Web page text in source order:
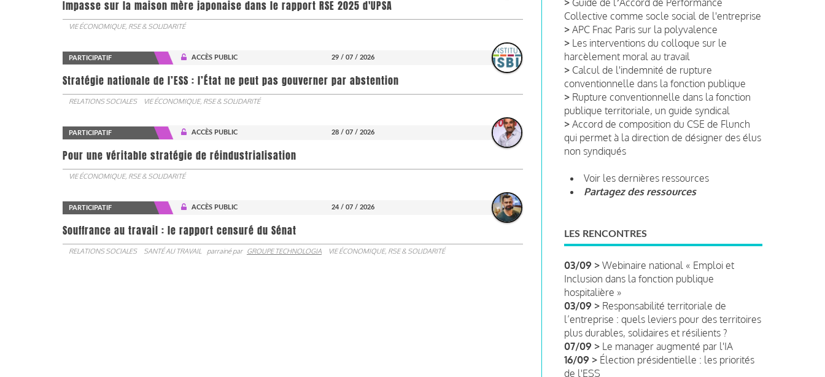
Impasse sur la maison mère japonaise dans le rapport RSE 2025 d'UPSA
VIE ÉCONOMIQUE, RSE & SOLIDARITÉ
PARTICIPATIF ACCÈS PUBLIC 29 / 07 / 2026
Stratégie nationale de l’ESS : l’État ne peut pas gouverner par abstention
RELATIONS SOCIALES VIE ÉCONOMIQUE, RSE & SOLIDARITÉ
PARTICIPATIF ACCÈS PUBLIC 28 / 07 / 2026
Pour une véritable stratégie de réindustrialisation
VIE ÉCONOMIQUE, RSE & SOLIDARITÉ
PARTICIPATIF ACCÈS PUBLIC 24 / 07 / 2026
Souffrance au travail : le rapport censuré du Sénat
RELATIONS SOCIALES SANTÉ AU TRAVAIL parrainé par GROUPE TECHNOLOGIA VIE ÉCONOMIQUE, RSE & SOLIDARITÉ
Collective comme socle social de l'entreprise
> APC Fnac Paris sur la polyvalence
> Les interventions du colloque sur le
harcèlement moral au travail
> Calcul de l'indemnité de rupture
conventionnelle dans la fonction publique
> Rupture conventionnelle dans la fonction
publique territoriale, un guide syndical
> Accord de composition du CSE de Flunch
qui permet à la direction de désigner des élus
non syndiqués
Voir les dernières ressources
Partagez des ressources
LES RENCONTRES
03/09 > Webinaire national « Emploi et
Inclusion dans la fonction publique
hospitalière »
03/09 > Responsabilité territoriale de
l’entreprise : quels leviers pour des territoires
plus durables, solidaires et résilients ?
07/09 > Le manager augmenté par l'IA
16/09 > Élection présidentielle : les priorités
de l'ESS